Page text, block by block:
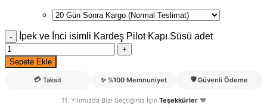
İpek ve İnci isimli Kardeş Pilot Kapı Süsü adet
Sepete Ekle
💳 Taksit ✨ %100 Memnuniyet 🛡️ Güvenli Ödeme
11. Yılımızda Bizi Seçtiğiniz İçin Teşekkürler❤️